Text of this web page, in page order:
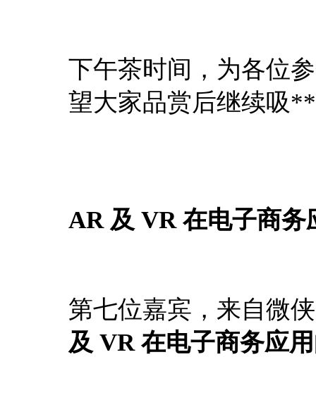
下午茶时间，为各位
望大家品赏后继续吸
AR 及 VR 在电子商务
第七位嘉宾，来自微
及 VR 在电子商务应